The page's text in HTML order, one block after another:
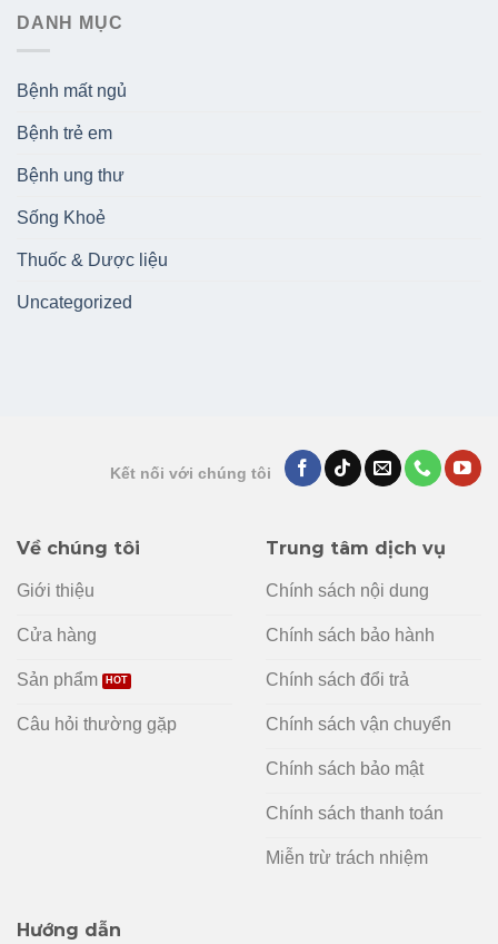
DANH MỤC
Bệnh mất ngủ
Bệnh trẻ em
Bệnh ung thư
Sống Khoẻ
Thuốc & Dược liệu
Uncategorized
Kết nối với chúng tôi
Về chúng tôi
Giới thiệu
Cửa hàng
Sản phẩm
Câu hỏi thường gặp
Trung tâm dịch vụ
Chính sách nội dung
Chính sách bảo hành
Chính sách đổi trả
Chính sách vận chuyển
Chính sách bảo mật
Chính sách thanh toán
Miễn trừ trách nhiệm
Hướng dẫn